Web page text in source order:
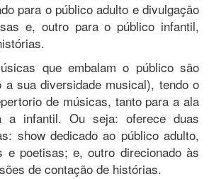
para o público adulto e divulgação
e, outro para o público infantil,
que embalam o público são
a sua diversidade musical), tendo o
de músicas, tanto para a ala
a infantil. Ou seja: oferece duas
show dedicado ao público adulto,
e poetisas; e, outro direcionado às
de contação de histórias.